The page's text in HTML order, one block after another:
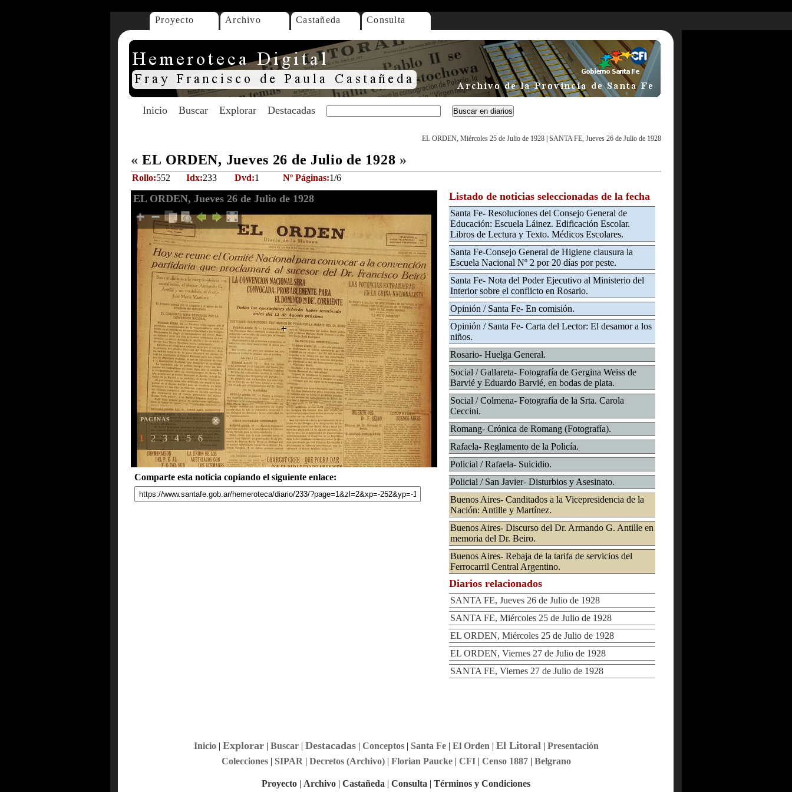
Proyecto Archivo Castañeda Consulta
Inicio Buscar Explorar Destacadas
EL ORDEN, Miércoles 25 de Julio de 1928 SANTA FE, Jueves 26 de Julio de 1928
« EL ORDEN, Jueves 26 de Julio de 1928 »
Rollo:552 Idx:233 Dvd:1 Nº Páginas:1/6
EL ORDEN, Jueves 26 de Julio de 1928
PAGINAS
1 2 3 4 5 6
Comparte esta noticia copiando el siguiente enlace:
Listado de noticias seleccionadas de la fecha
Santa Fe- Resoluciones del Consejo General de
Educación: Escuela Láinez. Edificación Escolar.
Libros de Lectura y Texto. Médicos Escolares.
Santa Fe-Consejo General de Higiene clausura la
Escuela Nacional Nº 2 por 20 días por peste.
Santa Fe- Nota del Poder Ejecutivo al Ministerio del
Interior sobre el conflicto en Rosario.
Opinión / Santa Fe- En comisión.
Opinión / Santa Fe- Carta del Lector: El desamor a los
niños.
Rosario- Huelga General.
Social / Gallareta- Fotografía de Gergina Weiss de
Barvié y Eduardo Barvié, en bodas de plata.
Social / Colmena- Fotografía de la Srta. Carola
Ceccini.
Romang- Crónica de Romang (Fotografía).
Rafaela- Reglamento de la Policía.
Policial / Rafaela- Suicidio.
Policial / San Javier- Disturbios y Asesinato.
Buenos Aires- Canditados a la Vicepresidencia de la
Nación: Antille y Martínez.
Buenos Aires- Discurso del Dr. Armando G. Antille en
memoria del Dr. Beiro.
Buenos Aires- Rebaja de la tarifa de servicios del
Ferrocarril Central Argentino.
Diarios relacionados
SANTA FE, Jueves 26 de Julio de 1928
SANTA FE, Miércoles 25 de Julio de 1928
EL ORDEN, Miércoles 25 de Julio de 1928
EL ORDEN, Viernes 27 de Julio de 1928
SANTA FE, Viernes 27 de Julio de 1928
Inicio| Explorar| Buscar| Destacadas| Conceptos| Santa Fe| El Orden | El Litoral | Presentación
Colecciones| SIPAR | Decretos (Archivo)| Florian Paucke| CFI| Censo 1887| Belgrano
Proyecto | Archivo | Castañeda | Consulta | Términos y Condiciones